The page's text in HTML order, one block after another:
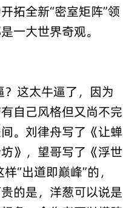
拓全新“密室矩阵”领
一大世界奇观。
这太牛逼了，因为
自己风格但又尚不完
。刘律舟写了《让蝉
》，望哥写了《浮世
“出道即巅峰”的，
的是，洋葱可以说是